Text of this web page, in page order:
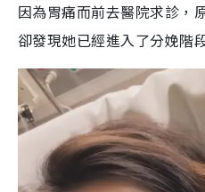
因為胃痛而前去醫院求診，
卻發現她已經進入了分娩階